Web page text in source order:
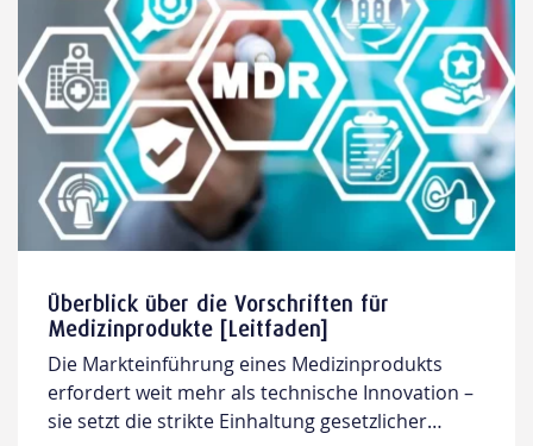
Überblick über die Vorschriften für
Medizinprodukte [Leitfaden]
Die Markteinführung eines Medizinprodukts
erfordert weit mehr als technische Innovation –
sie setzt die strikte Einhaltung gesetzlicher